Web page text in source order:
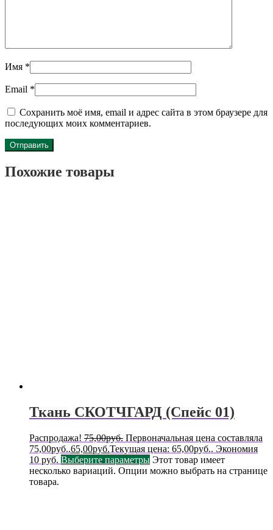
Имя *
Email *
Сохранить моё имя, email и адрес сайта в этом браузере для
последующих моих комментариев.
Похожие товары
Ткань СКОТЧГАРД (Спейс 01)
Распродажа! 75,00руб. Первоначальная цена составляла
75,00руб..65,00руб.Текущая цена: 65,00руб.. Экономия
10 руб. Выберите параметры Этот товар имеет
несколько вариаций. Опции можно выбрать на странице
товара.